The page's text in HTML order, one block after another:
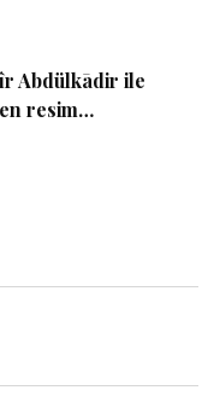
Abdülkādir ile
resim…